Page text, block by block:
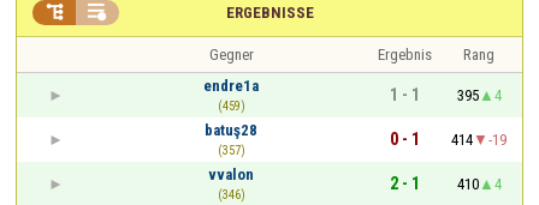
ERGEBNISSE
 
Gegner Ergebnis
Rang
endre1a
(459)
1 - 1 395
4
batuş28
(357)
0 - 1 414
-19
vvalon
(346)
2 - 1 410
4